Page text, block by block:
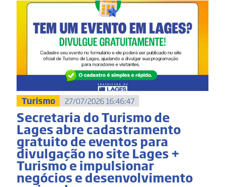
Turismo 27/07/2026 16:46:47
Secretaria do Turismo de
Lages abre cadastramento
gratuito de eventos para
divulgação no site Lages +
Turismo e impulsionar
negócios e desenvolvimento